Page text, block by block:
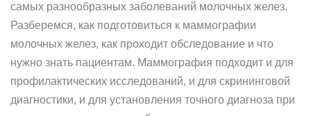
самых разнообразных заболеваний молочных желез.
Разберемся, как подготовиться к маммографии
молочных желез, как проходит обследование и что
нужно знать пациентам. Маммография подходит и для
профилактических исследований, и для скрининговой
диагностики, и для установления точного диагноза при